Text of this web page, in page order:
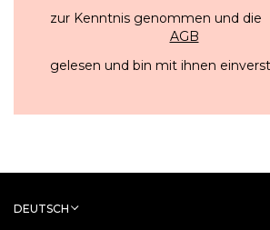
zur Kenntnis genommen und die
AGB
gelesen und bin mit ihnen
DEUTSCH